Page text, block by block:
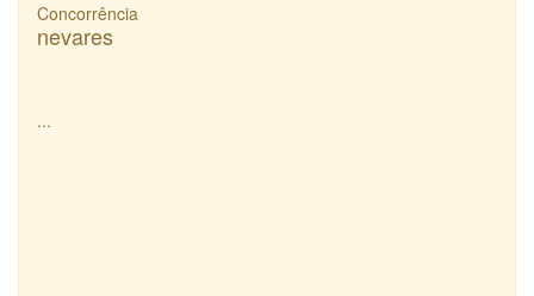
Concorrência
nevares
...